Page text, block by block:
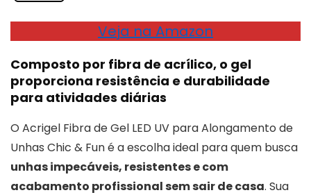
Veja na Amazon
Composto por fibra de acrílico, o gel
proporciona resistência e durabilidade
para atividades diárias
O Acrigel Fibra de Gel LED UV para Alongamento de
Unhas Chic & Fun é a escolha ideal para quem busca
unhas impecáveis, resistentes e com
acabamento profissional sem sair de casa. Sua